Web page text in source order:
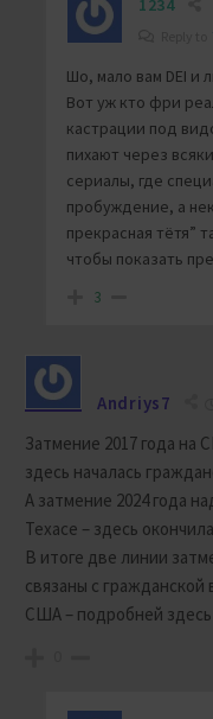
1234
Шо, мало вам DEI и
Вот уж кто фри
кастрации под
пихают через
сериалы, где
пробуждение, а
прекрасная тётя”
чтобы показать
3
Andriys7
Затмение 2017 года на
здесь началась
А затмение 2024 года
Техасе – здесь
В итоге две линии
связаны с
США – подробней здесь